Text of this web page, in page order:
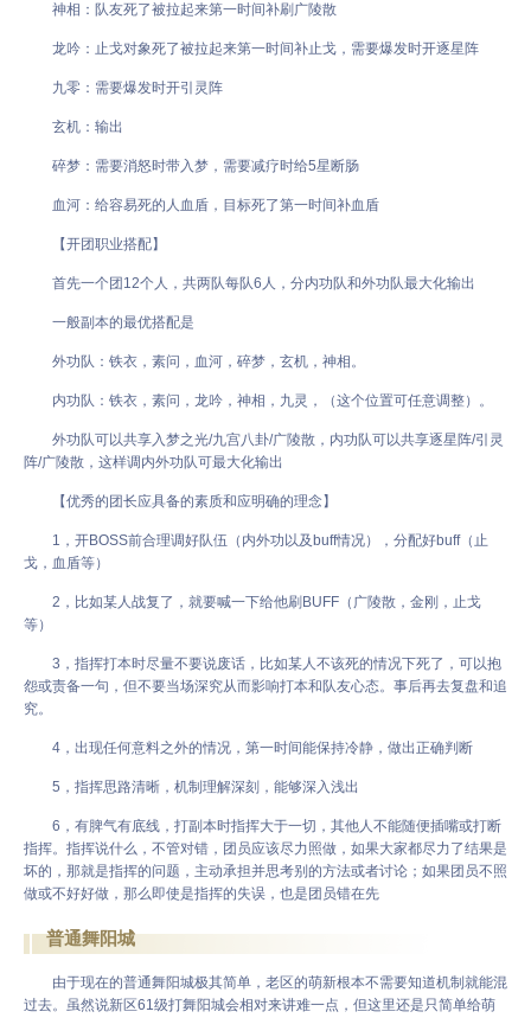
神相：队友死了被拉起来第一时间补刷广陵散
龙吟：止戈对象死了被拉起来第一时间补止戈，需要爆发时开逐星阵
九零：需要爆发时开引灵阵
玄机：输出
碎梦：需要消怒时带入梦，需要减疗时给5星断肠
血河：给容易死的人血盾，目标死了第一时间补血盾
【开团职业搭配】
首先一个团12个人，共两队每队6人，分内功队和外功队最大化输出
一般副本的最优搭配是
外功队：铁衣，素问，血河，碎梦，玄机，神相。
内功队：铁衣，素问，龙吟，神相，九灵，（这个位置可任意调整）。
外功队可以共享入梦之光/九宫八卦/广陵散，内功队可以共享逐星阵/引灵
阵/广陵散，这样调内外功队可最大化输出
【优秀的团长应具备的素质和应明确的理念】
1，开BOSS前合理调好队伍（内外功以及buff情况），分配好buff（止
戈，血盾等）
2，比如某人战复了，就要喊一下给他刷BUFF（广陵散，金刚，止戈
等）
3，指挥打本时尽量不要说废话，比如某人不该死的情况下死了，可以抱
怨或责备一句，但不要当场深究从而影响打本和队友心态。事后再去复盘和追
究。
4，出现任何意料之外的情况，第一时间能保持冷静，做出正确判断
5，指挥思路清晰，机制理解深刻，能够深入浅出
6，有脾气有底线，打副本时指挥大于一切，其他人不能随便插嘴或打断
指挥。指挥说什么，不管对错，团员应该尽力照做，如果大家都尽力了结果是
坏的，那就是指挥的问题，主动承担并思考别的方法或者讨论；如果团员不照
做或不好好做，那么即使是指挥的失误，也是团员错在先
普通舞阳城
由于现在的普通舞阳城极其简单，老区的萌新根本不需要知道机制就能混
过去。虽然说新区61级打舞阳城会相对来讲难一点，但这里还是只简单给萌